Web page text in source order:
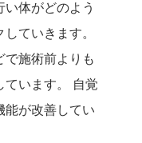
体がどのよう
ていきます。
で施術前よりも
ています。 自覚
能が改善してい